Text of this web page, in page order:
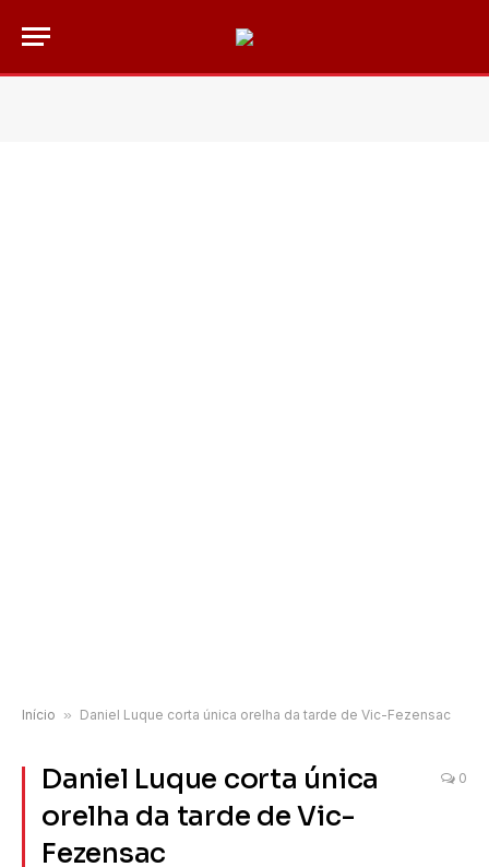
Início » Daniel Luque corta única orelha da tarde de Vic-Fezensac
Daniel Luque corta única
orelha da tarde de Vic-
Fezensac
0